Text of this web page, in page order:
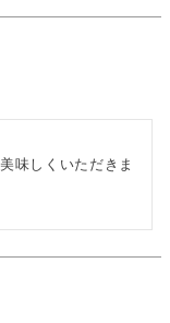
味しくいただきま